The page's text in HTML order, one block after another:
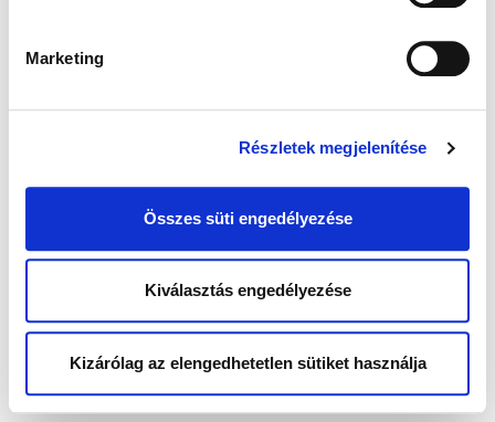
Marketing
Részletek megjelenítése
Összes süti engedélyezése
Kiválasztás engedélyezése
Kizárólag az elengedhetetlen sütiket használja